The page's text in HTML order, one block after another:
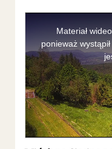
This
Materiał
ponieważ